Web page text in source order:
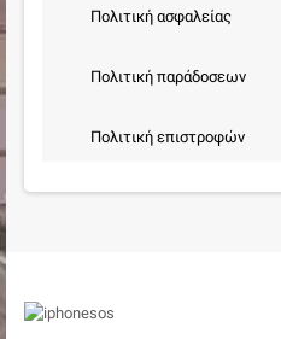
Πολιτική ασφαλείας
Πολιτική παράδοσεων
Πολιτική επιστροφών